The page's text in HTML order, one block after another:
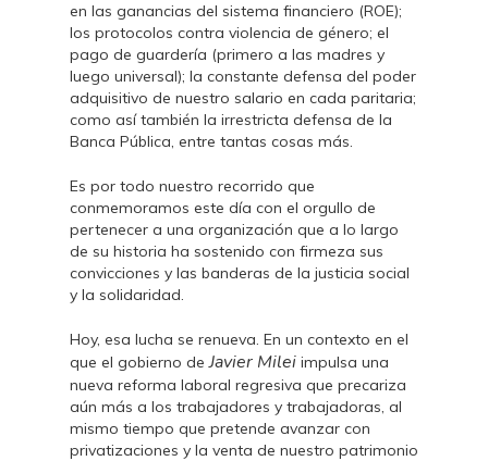
en las ganancias del sistema financiero (ROE);
los protocolos contra violencia de género; el
pago de guardería (primero a las madres y
luego universal); la constante defensa del poder
adquisitivo de nuestro salario en cada paritaria;
como así también la irrestricta defensa de la
Banca Pública, entre tantas cosas más.
Es por todo nuestro recorrido que
conmemoramos este día con el orgullo de
pertenecer a una organización que a lo largo
de su historia ha sostenido con firmeza sus
convicciones y las banderas de la justicia social
y la solidaridad.
Hoy, esa lucha se renueva. En un contexto en el
que el gobierno deJavier Milei impulsa una
nueva reforma laboral regresiva que precariza
aún más a los trabajadores y trabajadoras, al
mismo tiempo que pretende avanzar con
privatizaciones y la venta de nuestro patrimonio